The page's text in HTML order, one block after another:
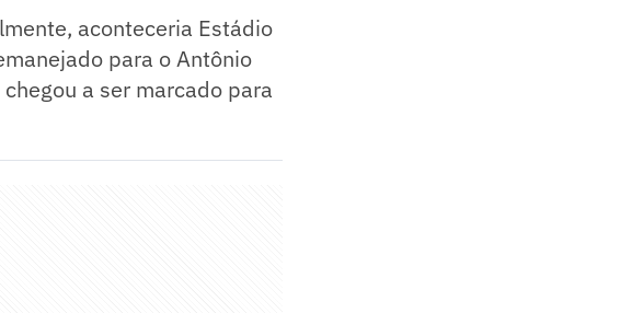
aconteceria Estádio
para o Antônio
a ser marcado para